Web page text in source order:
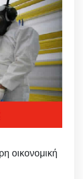
οικονομική